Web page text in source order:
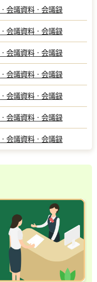
会議資料・会議録
会議資料・会議録
会議資料・会議録
会議資料・会議録
会議資料・会議録
会議資料・会議録
会議資料・会議録